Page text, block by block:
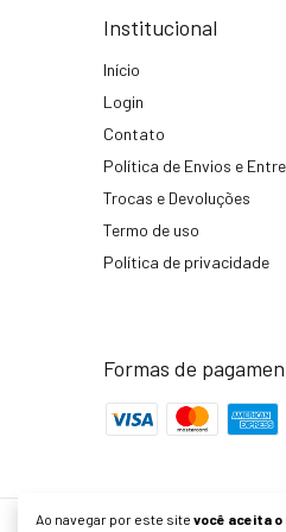
Ao navegar por este site você aceita o
Institucional
Início
Login
Contato
Política de Envios e
Trocas e Devoluções
Termo de uso
Política de privacidade
Formas de